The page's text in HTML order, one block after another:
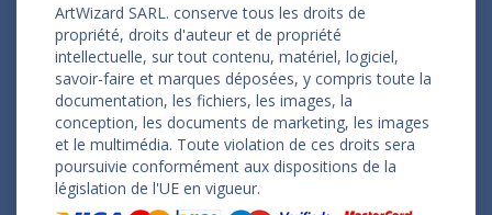
ArtWizard SARL. conserve tous les droits de
propriété, droits d'auteur et de propriété
intellectuelle, sur tout contenu, matériel, logiciel,
savoir-faire et marques déposées, y compris toute la
documentation, les fichiers, les images, la
conception, les documents de marketing, les images
et le multimédia. Toute violation de ces droits sera
poursuivie conformément aux dispositions de la
législation de l'UE en vigueur.